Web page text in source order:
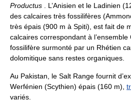
Productus . L’Anisien et le Ladinien
des calcaires très fossilifères
très épais (900 m à Spiti), est fait de
calcaires correspondant à
fossilifère surmonté par un Rhétien
dolomitique sans restes organiques.
Au Pakistan, le Salt Range fournit
Werfénien (Scythien) épais (160 m), tr
variés.